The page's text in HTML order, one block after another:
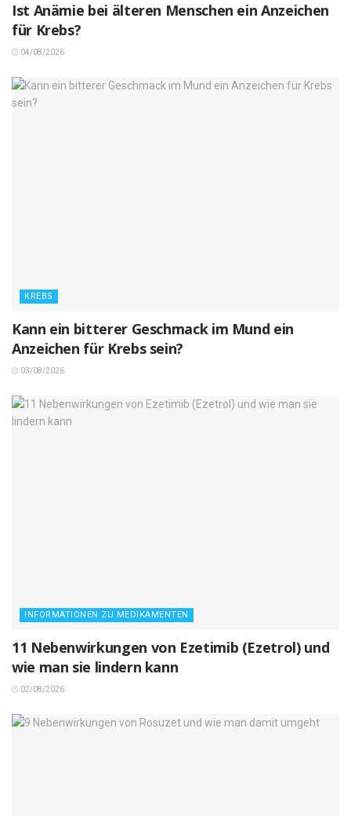
Ist Anämie bei älteren Menschen ein Anzeichen
für Krebs?
04/08/2026
KREBS
Kann ein bitterer Geschmack im Mund ein
Anzeichen für Krebs sein?
03/08/2026
INFORMATIONEN ZU MEDIKAMENTEN
11 Nebenwirkungen von Ezetimib (Ezetrol) und
wie man sie lindern kann
02/08/2026